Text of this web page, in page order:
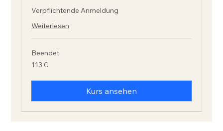
Verpflichtende Anmeldung
Weiterlesen
Beendet
113
Euro
113 €
Kurs ansehen